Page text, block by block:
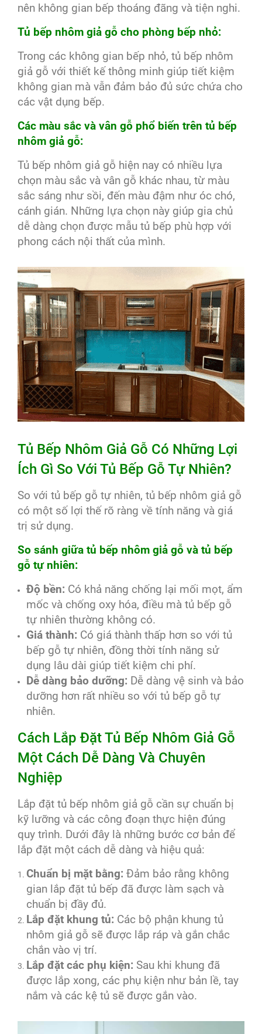
nên không gian bếp thoáng đãng và tiện nghi.
Tủ bếp nhôm giả gỗ cho phòng bếp nhỏ:
Trong các không gian bếp nhỏ, tủ bếp nhôm
giả gỗ với thiết kế thông minh giúp tiết kiệm
không gian mà vẫn đảm bảo đủ sức chứa cho
các vật dụng bếp.
Các màu sắc và vân gỗ phổ biến trên tủ bếp
nhôm giả gỗ:
Tủ bếp nhôm giả gỗ hiện nay có nhiều lựa
chọn màu sắc và vân gỗ khác nhau, từ màu
sắc sáng như sồi, đến màu đậm như óc chó,
cánh gián. Những lựa chọn này giúp gia chủ
dễ dàng chọn được mẫu tủ bếp phù hợp với
phong cách nội thất của mình.
Tủ Bếp Nhôm Giả Gỗ Có Những Lợi
Ích Gì So Với Tủ Bếp Gỗ Tự Nhiên?
So với tủ bếp gỗ tự nhiên, tủ bếp nhôm giả gỗ
có một số lợi thế rõ ràng về tính năng và giá
trị sử dụng.
So sánh giữa tủ bếp nhôm giả gỗ và tủ bếp
gỗ tự nhiên:
Độ bền: Có khả năng chống lại mối mọt, ẩm
mốc và chống oxy hóa, điều mà tủ bếp gỗ
tự nhiên thường không có.
Giá thành: Có giá thành thấp hơn so với tủ
bếp gỗ tự nhiên, đồng thời tính năng sử
dụng lâu dài giúp tiết kiệm chi phí.
Dễ dàng bảo dưỡng: Dễ dàng vệ sinh và bảo
dưỡng hơn rất nhiều so với tủ bếp gỗ tự
nhiên.
Cách Lắp Đặt Tủ Bếp Nhôm Giả Gỗ
Một Cách Dễ Dàng Và Chuyên
Nghiệp
Lắp đặt tủ bếp nhôm giả gỗ cần sự chuẩn bị
kỹ lưỡng và các công đoạn thực hiện đúng
quy trình. Dưới đây là những bước cơ bản để
lắp đặt một cách dễ dàng và hiệu quả:
Chuẩn bị mặt bằng: Đảm bảo rằng không
gian lắp đặt tủ bếp đã được làm sạch và
chuẩn bị đầy đủ.
Lắp đặt khung tủ: Các bộ phận khung tủ
nhôm giả gỗ sẽ được lắp ráp và gắn chắc
chắn vào vị trí.
Lắp đặt các phụ kiện: Sau khi khung đã
được lắp xong, các phụ kiện như bản lề, tay
nắm và các kệ tủ sẽ được gắn vào.